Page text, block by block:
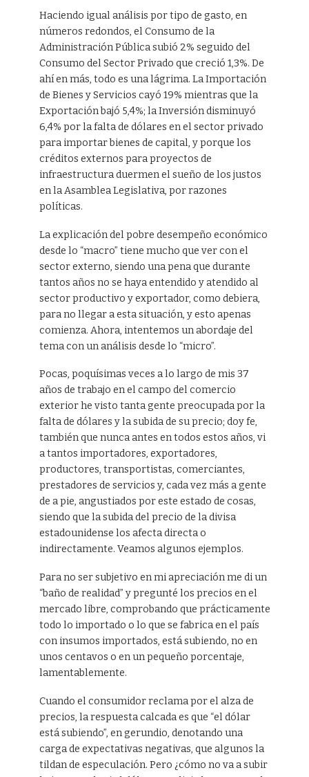
Haciendo igual análisis por tipo de gasto, en
números redondos, el Consumo de la
Administración Pública subió 2% seguido del
Consumo del Sector Privado que creció 1,3%. De
ahí en más, todo es una lágrima. La Importación
de Bienes y Servicios cayó 19% mientras que la
Exportación bajó 5,4%; la Inversión disminuyó
6,4% por la falta de dólares en el sector privado
para importar bienes de capital, y porque los
créditos externos para proyectos de
infraestructura duermen el sueño de los justos
en la Asamblea Legislativa, por razones
políticas.
La explicación del pobre desempeño económico
desde lo “macro” tiene mucho que ver con el
sector externo, siendo una pena que durante
tantos años no se haya entendido y atendido al
sector productivo y exportador, como debiera,
para no llegar a esta situación, y esto apenas
comienza. Ahora, intentemos un abordaje del
tema con un análisis desde lo “micro”.
Pocas, poquísimas veces a lo largo de mis 37
años de trabajo en el campo del comercio
exterior he visto tanta gente preocupada por la
falta de dólares y la subida de su precio; doy fe,
también que nunca antes en todos estos años, vi
a tantos importadores, exportadores,
productores, transportistas, comerciantes,
prestadores de servicios y, cada vez más a gente
de a pie, angustiados por este estado de cosas,
siendo que la subida del precio de la divisa
estadounidense los afecta directa o
indirectamente. Veamos algunos ejemplos.
Para no ser subjetivo en mi apreciación me di un
“baño de realidad” y pregunté los precios en el
mercado libre, comprobando que prácticamente
todo lo importado o lo que se fabrica en el país
con insumos importados, está subiendo, no en
unos centavos o en un pequeño porcentaje,
lamentablemente.
Cuando el consumidor reclama por el alza de
precios, la respuesta calcada es que “el dólar
está subiendo”, en gerundio, denotando una
carga de expectativas negativas, que algunos la
tildan de especulación. Pero ¿cómo no va a subir